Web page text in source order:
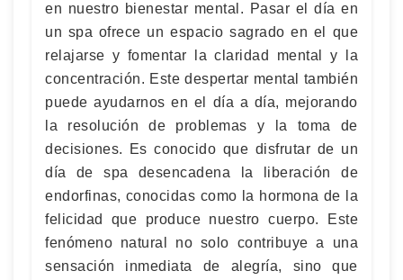
en nuestro bienestar mental. Pasar el día en
un spa ofrece un espacio sagrado en el que
relajarse y fomentar la claridad mental y la
concentración. Este despertar mental también
puede ayudarnos en el día a día, mejorando
la resolución de problemas y la toma de
decisiones. Es conocido que disfrutar de un
día de spa desencadena la liberación de
endorfinas, conocidas como la hormona de la
felicidad que produce nuestro cuerpo. Este
fenómeno natural no solo contribuye a una
sensación inmediata de alegría, sino que